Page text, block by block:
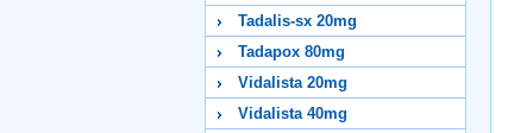
Tadalis-sx 20mg
Tadapox 80mg
Vidalista 20mg
Vidalista 40mg